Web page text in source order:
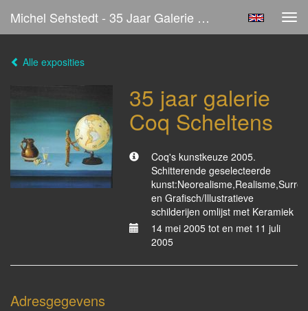
Michel Sehstedt - 35 Jaar Galerie Coq Scheltens
Alle exposities
35 jaar galerie
Coq Scheltens
Coq's kunstkeuze 2005.
Schitterende geselecteerde
en Grafisch/Illustratieve
schilderijen omlijst met Keramiek
14 mei 2005 tot en met 11 juli
2005
Adresgegevens